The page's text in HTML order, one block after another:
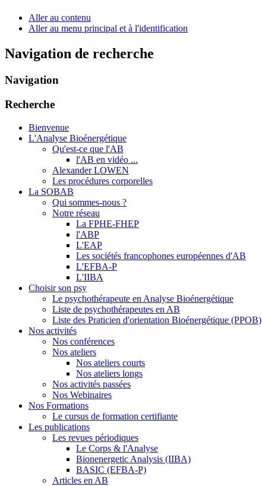
Aller au contenu
Aller au menu principal et à l'identification
Navigation de recherche
Navigation
Recherche
Bienvenue
L'Analyse Bioénergétique
Qu'est-ce que l'AB
l'AB en vidéo ...
Alexander LOWEN
Les procédures corporelles
La SOBAB
Qui sommes-nous ?
Notre réseau
La FPHE-FHEP
l'ABP
L'EAP
Les sociétés francophones européennes d'AB
L'EFBA-P
L'IIBA
Choisir son psy
Le psychothérapeute en Analyse Bioénergétique
Liste de psychothérapeutes en AB
Liste des Praticien d'orientation Bioénergétique (PPOB)
Nos activités
Nos conférences
Nos ateliers
Nos ateliers courts
Nos ateliers longs
Nos activités passées
Nos Webinaires
Nos Formations
Le cursus de formation certifiante
Les publications
Les revues périodiques
Le Corps & l'Analyse
Bionenergetic Analysis (IIBA)
BASIC (EFBA-P)
Articles en AB